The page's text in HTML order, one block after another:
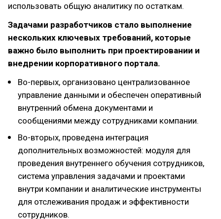
использовать общую аналитику по остаткам.
Задачами разработчиков стало выполнение
нескольких ключевых требований, которые
важно было выполнить при проектировании и
внедрении корпоративного портала.
Во-первых, организовано централизованное
управление данными и обеспечен оперативный
внутренний обмена документами и
сообщениями между сотрудниками компании.
Во-вторых, проведена интеграция
дополнительных возможностей: модуля для
проведения внутреннего обучения сотрудников,
система управления задачами и проектами
внутри компании и аналитические инструменты
для отслеживания продаж и эффективности
сотрудников.